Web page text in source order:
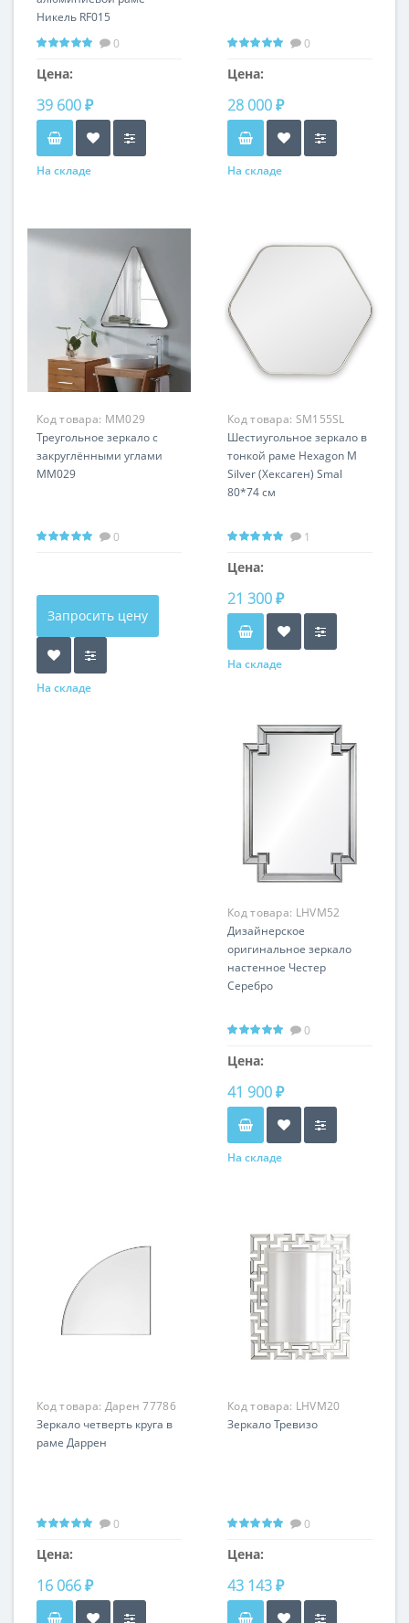
Никель RF015
0
Цена:
39 600 ₽
На складе
0
Цена:
28 000 ₽
На складе
Код товара: MM029
Треугольное зеркало с
закруглёнными углами
MM029
0
Запросить цену
На складе
Код товара: SM155SL
Шестиугольное зеркало в
тонкой раме Hexagon M
Silver (Хексаген) Smal
80*74 см
1
Цена:
21 300 ₽
На складе
Код товара: LHVM52
Дизайнерское
оригинальное зеркало
настенное Честер
Серебро
0
Цена:
41 900 ₽
На складе
Код товара: Дарен 77786
Зеркало четверть круга в
раме Даррен
0
Цена:
16 066 ₽
Код товара: LHVM20
Зеркало Тревизо
0
Цена:
43 143 ₽